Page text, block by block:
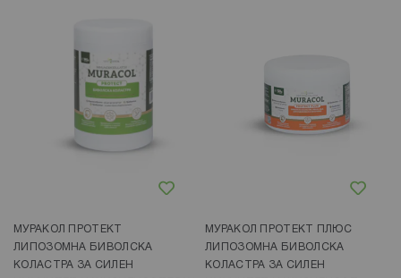
МУРАКОЛ ПРОТЕКТ
ЛИПОЗОМНА БИВОЛСКА
КОЛАСТРА ЗА СИЛЕН
МУРАКОЛ ПРОТЕКТ ПЛЮС
ЛИПОЗОМНА БИВОЛСКА
КОЛАСТРА ЗА СИЛЕН